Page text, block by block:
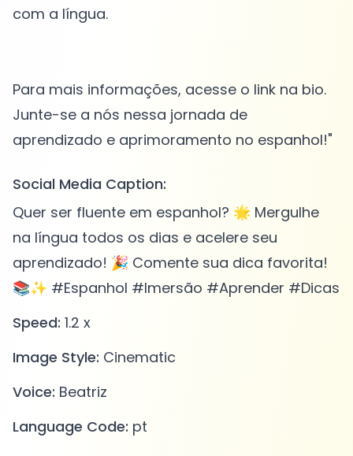
com a língua.
Para mais informações, acesse o link na bio.
Junte-se a nós nessa jornada de
Social Media Caption:
Quer ser fluente em espanhol? 🌟 Mergulhe
na língua todos os dias e acelere seu
aprendizado! 🎉 Comente sua dica favorita!
📚✨ #Espanhol #Imersão #Aprender #Dicas
Speed: 1.2 x
Image Style: Cinematic
Voice: Beatriz
Language Code: pt